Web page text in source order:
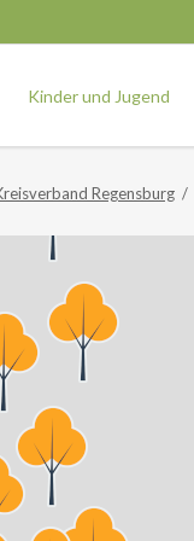
Kinder und Jugend
Regensburg